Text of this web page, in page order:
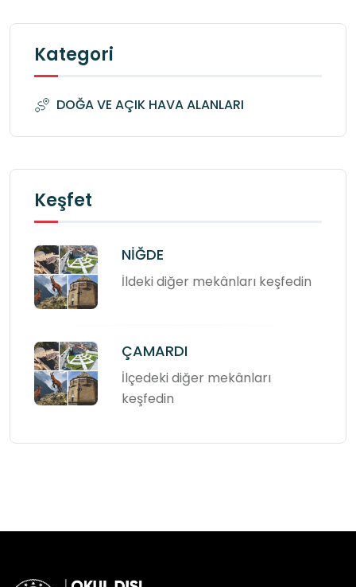
Kategori
DOĞA VE AÇIK HAVA ALANLARI
Keşfet
NİĞDE
İldeki diğer mekânları keşfedin
ÇAMARDI
İlçedeki diğer mekânları
keşfedin